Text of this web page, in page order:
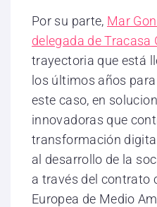
Por su parte, Mar
delegada de Tracasa
trayectoria que está
los últimos años
este caso, en
innovadoras que
transformación
al desarrollo de la
a través del contrato
Europea de Medio